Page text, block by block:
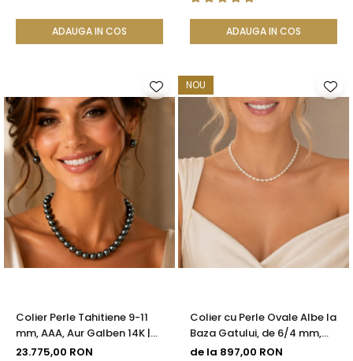
ADAUGA IN COS ADAUGA IN COS
Colier Perle Tahitiene 9-11
mm, AAA, Aur Galben 14K |
KASKADDA®
23.775,00 RON
NOU
Colier cu Perle Ovale Albe la
Baza Gatului, de 6/4 mm,
Calitate AAA, Aur 14K |
de la 897,00 RON